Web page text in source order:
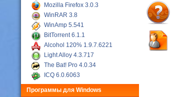
Mozilla Firefox 3.0.3
WinRAR 3.8
WinAmp 5.541
BitTorrent 6.1.1
Alcohol 120% 1.9.7.6221
Light Alloy 4.3.717
The Bat! Pro 4.0.34
ICQ 6.0.6063
Программы для Windows